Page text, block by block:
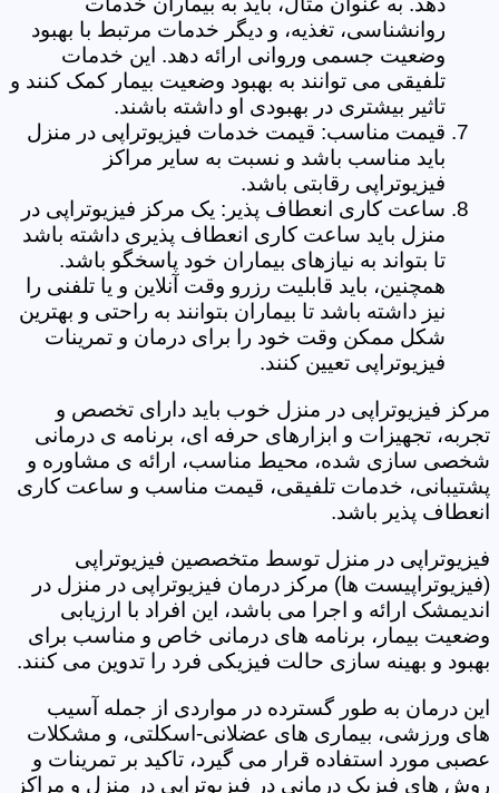
روانشناسی، تغذیه، و دیگر خدمات مرتبط با بهبود
وضعیت جسمی وروانی ارائه دهد. این خدمات
تلفیقی می توانند به بهبود وضعیت بیمار کمک کنند و
تاثیر بیشتری در بهبودی او داشته باشند.
قیمت مناسب: قیمت خدمات فیزیوتراپی در منزل
باید مناسب باشد و نسبت به سایر مراکز
فیزیوتراپی رقابتی باشد.
ساعت کاری انعطاف پذیر: یک مرکز فیزیوتراپی در
منزل باید ساعت کاری انعطاف پذیری داشته باشد
تا بتواند به نیازهای بیماران خود پاسخگو باشد.
همچنین، باید قابلیت رزرو وقت آنلاین و یا تلفنی را
نیز داشته باشد تا بیماران بتوانند به راحتی و بهترین
شکل ممکن وقت خود را برای درمان و تمرینات
فیزیوتراپی تعیین کنند.
مرکز فیزیوتراپی در منزل خوب باید دارای تخصص و
تجربه، تجهیزات و ابزارهای حرفه ای، برنامه ی درمانی
شخصی سازی شده، محیط مناسب، ارائه ی مشاوره و
پشتیبانی، خدمات تلفیقی، قیمت مناسب و ساعت کاری
انعطاف پذیر باشد.
فیزیوتراپی در منزل توسط متخصصین فیزیوتراپی
(فیزیوتراپیست ها) مرکز درمان فیزیوتراپی در منزل در
اندیمشک ارائه و اجرا می باشد، این افراد با ارزیابی
وضعیت بیمار، برنامه های درمانی خاص و مناسب برای
بهبود و بهینه سازی حالت فیزیکی فرد را تدوین می کنند.
این درمان به طور گسترده در مواردی از جمله آسیب
های ورزشی، بیماری های عضلانی-اسکلتی، و مشکلات
عصبی مورد استفاده قرار می گیرد، تاکید بر تمرینات و
روش های فیزیک درمانی در فیزیوتراپی در منزل و مراکز